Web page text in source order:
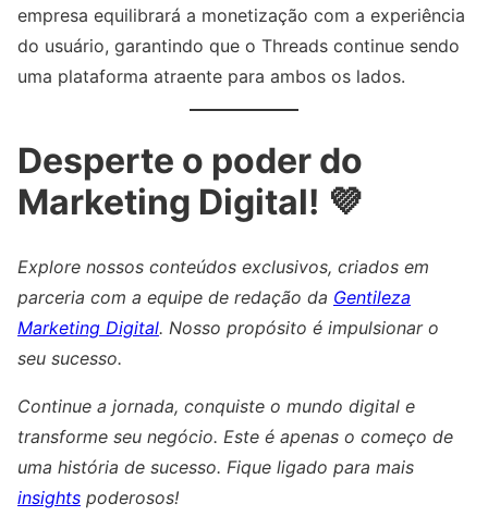
empresa equilibrará a monetização com a experiência
do usuário, garantindo que o Threads continue sendo
uma plataforma atraente para ambos os lados.
Desperte o poder do
Marketing Digital! 💜
Explore nossos conteúdos exclusivos, criados em
parceria com a equipe de redação da Gentileza
Marketing Digital. Nosso propósito é impulsionar o
seu sucesso.
Continue a jornada, conquiste o mundo digital e
transforme seu negócio. Este é apenas o começo de
uma história de sucesso. Fique ligado para mais
insights poderosos!